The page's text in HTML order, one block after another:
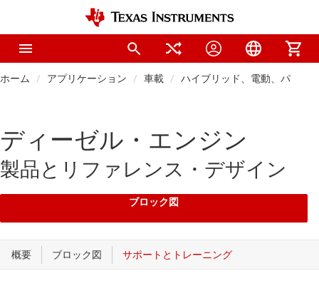
ホーム アプリケーション 車載 ハイブリッド、電動、パワー
ディーゼル・エンジン
製品とリファレンス・デザイン
ブロック図